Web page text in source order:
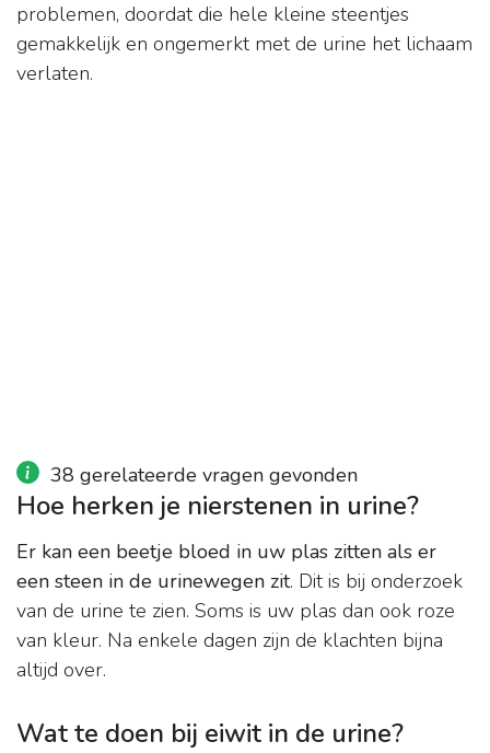
problemen, doordat die hele kleine steentjes
gemakkelijk en ongemerkt met de urine het lichaam
verlaten.
38 gerelateerde vragen gevonden
Hoe herken je nierstenen in urine?
Er kan een beetje bloed in uw plas zitten als er
een steen in de urinewegen zit. Dit is bij onderzoek
van de urine te zien. Soms is uw plas dan ook roze
van kleur. Na enkele dagen zijn de klachten bijna
altijd over.
Wat te doen bij eiwit in de urine?